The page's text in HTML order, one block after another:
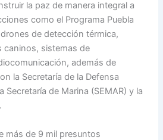
la paz de manera integral a
como el Programa Puebla
de detección térmica,
caninos, sistemas de
además de
la Secretaría de la Defensa
Secretaría de Marina (SEMAR) y la
más de 9 mil presuntos